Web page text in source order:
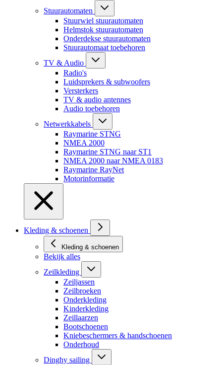
Stuurautomaten
Stuurwiel stuurautomaten
Helmstok stuurautomaten
Onderdekse stuurautomaten
Stuurautomaat toebehoren
TV & Audio
Radio's
Luidsprekers & subwoofers
Versterkers
TV & audio antennes
Audio toebehoren
Netwerkkabels
Raymarine STNG
NMEA 2000
Raymarine STNG naar ST1
NMEA 2000 naar NMEA 0183
Raymarine RayNet
Motorinformatie
Kleding & schoenen
Kleding & schoenen
Bekijk alles
Zeilkleding
Zeiljassen
Zeilbroeken
Onderkleding
Kinderkleding
Zeillaarzen
Bootschoenen
Kniebeschermers & handschoenen
Onderhoud
Dinghy sailing